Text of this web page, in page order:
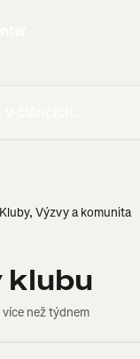
Kluby, Výzvy a komunita
klubu
než týdnem